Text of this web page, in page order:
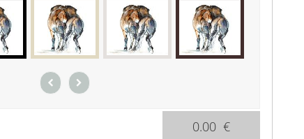
0.00 €